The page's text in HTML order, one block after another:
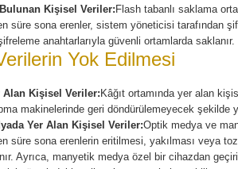
Kişisel Veriler: Flash tabanlı saklama
süre sona erenler, sistem yöneticisi tarafından
anahtarlarıyla güvenli ortamlarda saklanır.
Yok Edilmesi
Alan Kişisel Veriler: Kâğıt ortamında yer alan
makinelerinde geri döndürülemeyecek şekilde
Yer Alan Kişisel Veriler:Optik medya ve
süre sona erenlerin eritilmesi, yakılması veya
Ayrıca, manyetik medya özel bir cihazdan